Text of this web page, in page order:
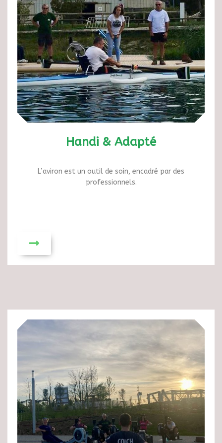
Handi & Adapté
L’aviron est un outil de soin, encadré par des
professionnels.